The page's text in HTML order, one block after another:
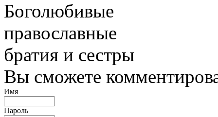
Боголюбивые
православные
братия и сестры
Вы сможете
Имя
Пароль